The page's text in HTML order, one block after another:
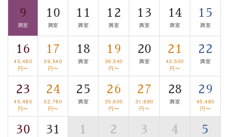
以上がプラン内容です。
上諏訪温泉“しんゆ”なら諏訪大社など歴史ある諏訪の街
清らかな源泉、自然の恵みあるお食事、諏訪湖に包まれ
るお部屋、 大人のたしなみを感じていただける、美しく
癒される宿で贅沢に幸せのときを安心してお過ごしくだ
さい。
9
満室
10
満室
11
満室
12
満室
13
満室
14
満室
15
満室
16
45,480
円〜
17
39,540
円〜
18
満室
19
39,540
円〜
20
満室
21
43,500
円〜
22
満室
23
45,480
円〜
24
32,780
円〜
25
満室
26
35,600
円〜
27
31,680
円〜
28
満室
29
45,480
円〜
30 31 1 2 3 4 5